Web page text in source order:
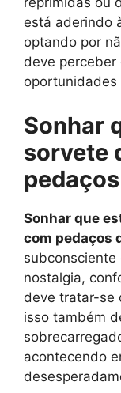
está aderindo
optando por
deve
oportunidades
Sonhar
sorvete
Sonhar que
com pedaços
subconsciente
nostalgia,
deve tratar-se
isso também
acontecendo